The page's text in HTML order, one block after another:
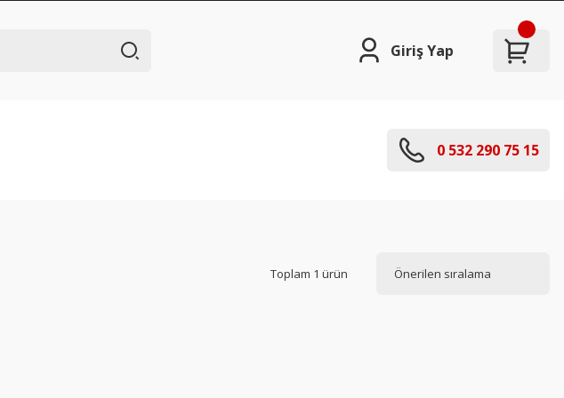
Giriş Yap
0 532 290 75 15
Toplam 1 ürün